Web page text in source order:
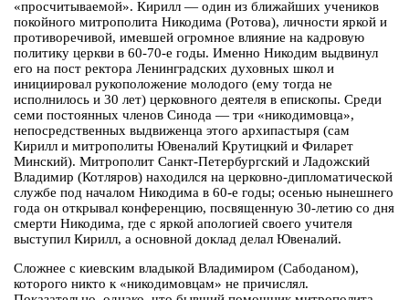
«просчитываемой». Кирилл — один из ближайших учеников
покойного митрополита Никодима (Ротова), личности яркой и
противоречивой, имевшей огромное влияние на кадровую
политику церкви в 60-70-е годы. Именно Никодим выдвинул
его на пост ректора Ленинградских духовных школ и
инициировал рукоположение молодого (ему тогда не
исполнилось и 30 лет) церковного деятеля в епископы. Среди
семи постоянных членов Синода — три «никодимовца»,
непосредственных выдвиженца этого архипастыря (сам
Кирилл и митрополиты Ювеналий Крутицкий и Филарет
Минский). Митрополит Санкт-Петербургский и Ладожский
Владимир (Котляров) находился на церковно-дипломатической
службе под началом Никодима в 60-е годы; осенью нынешнего
года он открывал конференцию, посвященную 30-летию со дня
смерти Никодима, где с яркой апологией своего учителя
выступил Кирилл, а основной доклад делал Ювеналий.
Сложнее с киевским владыкой Владимиром (Сабоданом),
которого никто к «никодимовцам» не причислял.